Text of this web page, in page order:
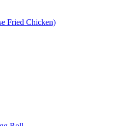
Fried Chicken)